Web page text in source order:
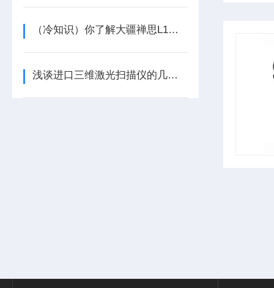
（冷知识）你了解大疆禅思L1激光雷达的仿地飞行模式吗
浅谈进口三维激光扫描仪的几个应用领域